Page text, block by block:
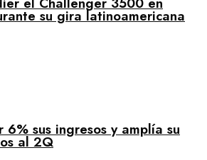
su gira latinoamericana
6% sus ingresos y amplía su
al 2Q